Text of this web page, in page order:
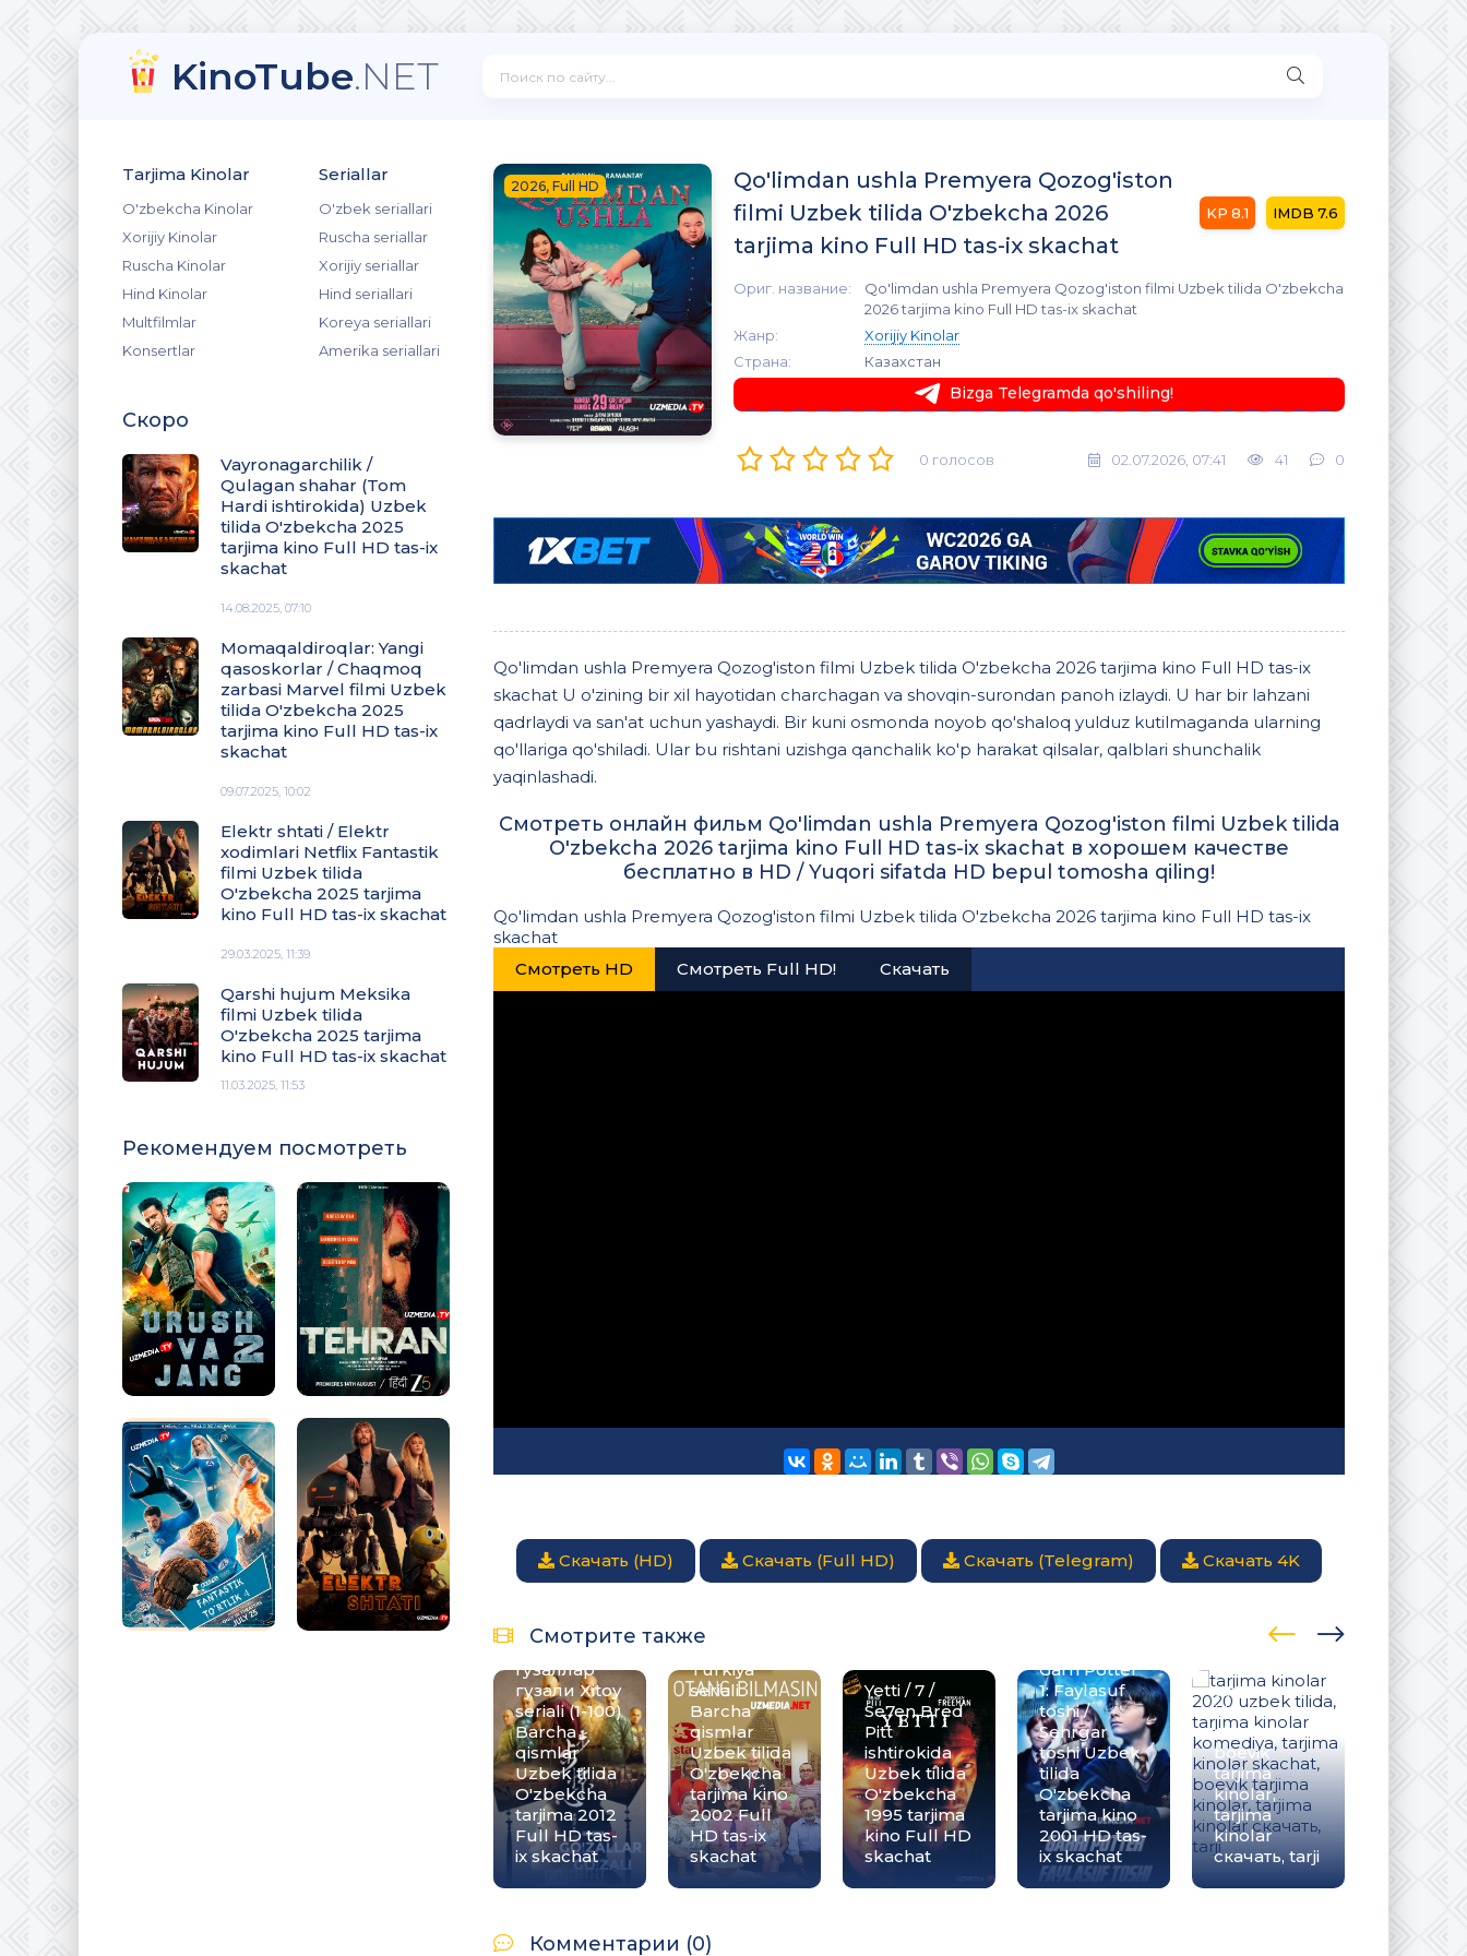
KinoTube.NET
Tarjima Kinolar
O'zbekcha Kinolar
Xorijiy Kinolar
Ruscha Kinolar
Hind Kinolar
Multfilmlar
Konsertlar
Seriallar
O'zbek seriallari
Ruscha seriallar
Xorijiy seriallar
Hind seriallari
Koreya seriallari
Amerika seriallari
Скоро
Vayronagarchilik /
Qulagan shahar (Tom
Hardi ishtirokida) Uzbek
tilida O'zbekcha 2025
tarjima kino Full HD tas-ix
skachat
14.08.2025, 07:10
Momaqaldiroqlar: Yangi
qasoskorlar / Chaqmoq
zarbasi Marvel filmi Uzbek
tilida O'zbekcha 2025
tarjima kino Full HD tas-ix
skachat
09.07.2025, 10:02
Elektr shtati / Elektr
xodimlari Netflix Fantastik
filmi Uzbek tilida
O'zbekcha 2025 tarjima
kino Full HD tas-ix skachat
29.03.2025, 11:39
Qarshi hujum Meksika
filmi Uzbek tilida
O'zbekcha 2025 tarjima
kino Full HD tas-ix skachat
11.03.2025, 11:53
Рекомендуем посмотреть
2026, Full HD
Qo'limdan ushla Premyera Qozog'iston
filmi Uzbek tilida O'zbekcha 2026
tarjima kino Full HD tas-ix skachat
8.1 7.6
Ориг. название:
Qo'limdan ushla Premyera Qozog'iston filmi Uzbek tilida O'zbekcha
2026 tarjima kino Full HD tas-ix skachat
Жанр:
Xorijiy Kinolar
Страна:
Казахстан
Bizga Telegramda qo'shiling!
0 голосов 02.07.2026, 07:41 41 0
Qo'limdan ushla Premyera Qozog'iston filmi Uzbek tilida O'zbekcha 2026 tarjima kino Full HD tas-ix
skachat U o'zining bir xil hayotidan charchagan va shovqin-surondan panoh izlaydi. U har bir lahzani
qadrlaydi va san'at uchun yashaydi. Bir kuni osmonda noyob qo'shaloq yulduz kutilmaganda ularning
qo'llariga qo'shiladi. Ular bu rishtani uzishga qanchalik ko'p harakat qilsalar, qalblari shunchalik
yaqinlashadi.
Смотреть онлайн фильм Qo'limdan ushla Premyera Qozog'iston filmi Uzbek tilida
O'zbekcha 2026 tarjima kino Full HD tas-ix skachat в хорошем качестве
бесплатно в HD / Yuqori sifatda HD bepul tomosha qiling!
Qo'limdan ushla Premyera Qozog'iston filmi Uzbek tilida O'zbekcha 2026 tarjima kino Full HD tas-ix
skachat
Смотреть HD
Смотреть Full HD! Скачать
Скачать (HD) Скачать (Full HD) Скачать (Telegram) Скачать 4K
Смотрите также
Go'zallar
go'zali /
Гузаллар
гузали Xitoy
seriali (1-100)
Barcha
qismlar
Uzbek tilida
O'zbekcha
tarjima 2012
Full HD tas-
ix skachat
Otang
bilmasin
Turkiya
seriali
Barcha
qismlar
Uzbek tilida
O'zbekcha
tarjima kino
2002 Full
HD tas-ix
skachat
Yetti / 7 /
Se7en Bred
Pitt
ishtirokida
Uzbek tilida
O'zbekcha
1995 tarjima
kino Full HD
skachat
Garri Potter
1: Faylasuf
toshi /
Sehrgar
toshi Uzbek
tilida
O'zbekcha
tarjima kino
2001 HD tas-
ix skachat
tarjima
kinolar 2020
tarjima
komediya,
tarjima
kinolar
skachat,
boevik
tarjima
kinolar,
tarjima
kinolar
скачать, tarji
Комментарии (0)